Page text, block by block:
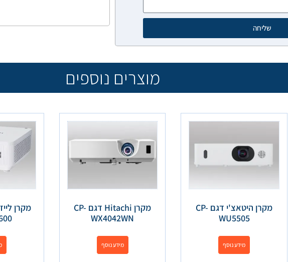
שליחה
מוצרים נוספים
מקרן היטאצ'י דגם CP-
WU5505
מידע נוסף
מקרן Hitachi דגם CP-
WX4042WN
מידע נוסף
מקרן